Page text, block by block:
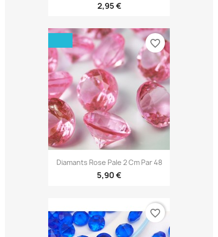
2,95 €
Diamants Rose Pale 2 Cm Par 48
5,90 €
favorite_border
favorite_border